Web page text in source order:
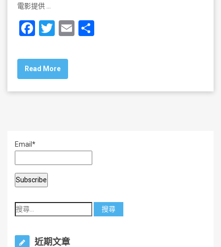
電影提供 …
F
c
e
b
k
T
tt
er
E
Read More
Email*
近期文章